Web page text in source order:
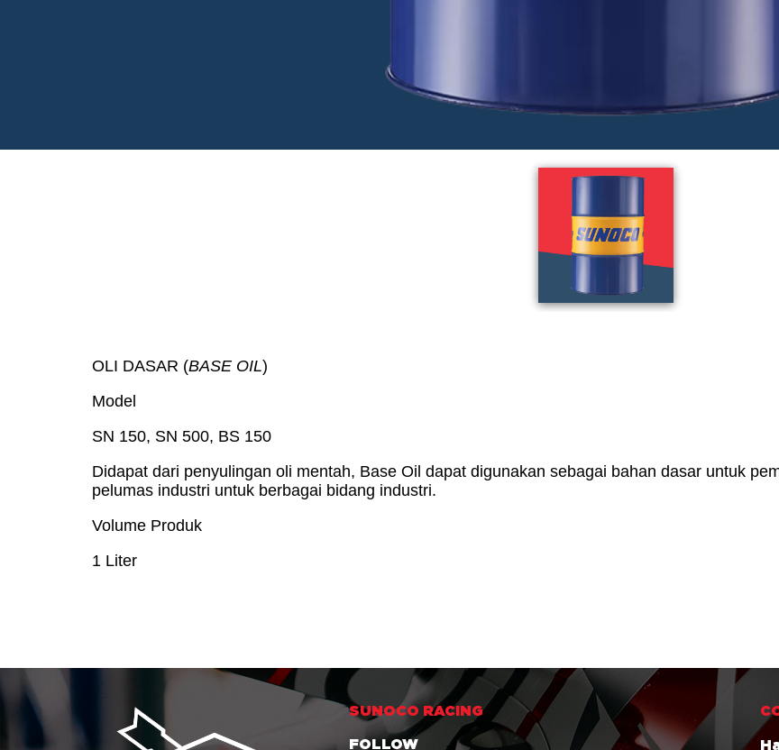
OLI DASAR (BASE OIL)
Model
SN 150, SN 500, BS 150
Didapat dari penyulingan oli mentah, Base Oil dapat digunakan sebagai bahan dasar untuk
pelumas industri untuk berbagai bidang industri.
Volume Produk
1 Liter
SUNOCO RACING
FOLLOW